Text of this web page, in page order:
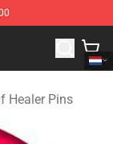
Healer
Healer Pins